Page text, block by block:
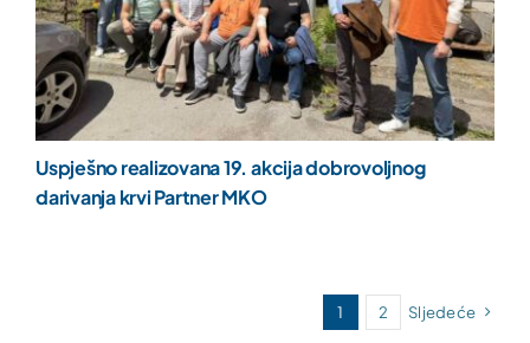
Uspješno realizovana 19. akcija dobrovoljnog
darivanja krvi Partner MKO
1 2 Sljedeće